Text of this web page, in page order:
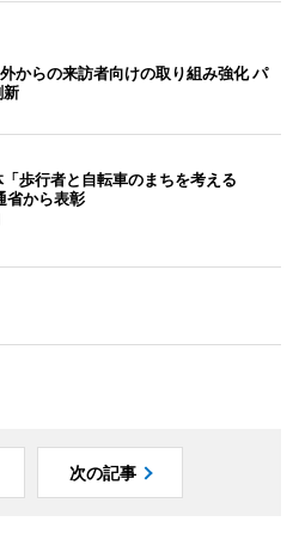
からの来訪者向けの取り組み強化 パ
新
歩行者と自転車のまちを考える
省から表彰
次の記事